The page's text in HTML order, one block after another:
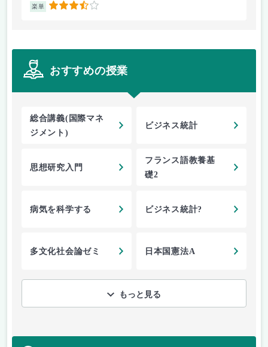
楽単 3.5
おすすめの授業
総合講義(国際マネ
ジメント)
ビジネス統計
思想研究入門
フランス語教養基
礎2
病気を科学する ビジネス統計?
多文化社会論ゼミ 日本国憲法A
もっと見る